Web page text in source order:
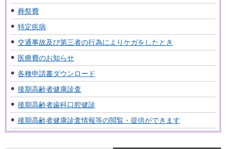
葬祭費
特定疾病
交通事故及び第三者の行為によりケガをしたとき
医療費のお知らせ
各種申請書ダウンロード
後期高齢者健康診査
後期高齢者歯科口腔健診
後期高齢者健康診査情報等の閲覧・提供ができます